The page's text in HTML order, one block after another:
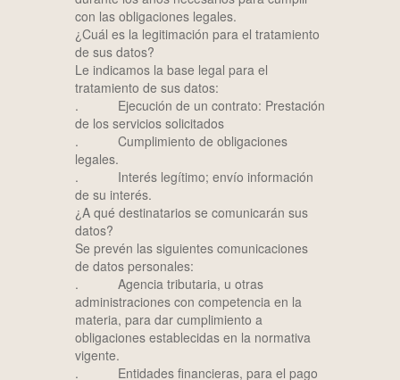
con las obligaciones legales.
¿Cuál es la legitimación para el tratamiento
de sus datos?
Le indicamos la base legal para el
tratamiento de sus datos:
. Ejecución de un contrato: Prestación
de los servicios solicitados
. Cumplimiento de obligaciones
legales.
. Interés legítimo; envío información
de su interés.
¿A qué destinatarios se comunicarán sus
datos?
Se prevén las siguientes comunicaciones
de datos personales:
. Agencia tributaria, u otras
administraciones con competencia en la
materia, para dar cumplimiento a
obligaciones establecidas en la normativa
vigente.
. Entidades financieras, para el pago